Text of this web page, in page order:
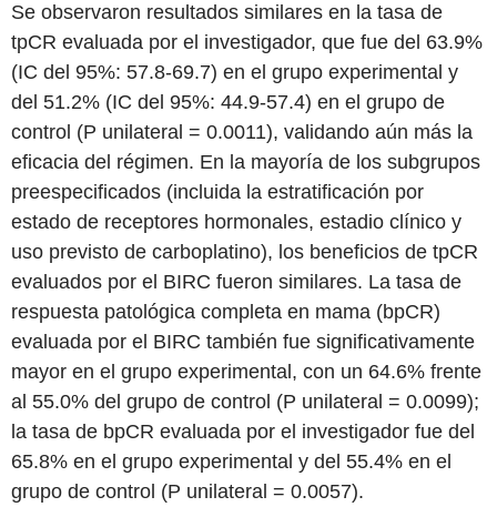
Se observaron resultados similares en la tasa de
tpCR evaluada por el investigador, que fue del 63.9%
(IC del 95%: 57.8-69.7) en el grupo experimental y
del 51.2% (IC del 95%: 44.9-57.4) en el grupo de
control (P unilateral = 0.0011), validando aún más la
eficacia del régimen. En la mayoría de los subgrupos
preespecificados (incluida la estratificación por
estado de receptores hormonales, estadio clínico y
uso previsto de carboplatino), los beneficios de tpCR
evaluados por el BIRC fueron similares. La tasa de
respuesta patológica completa en mama (bpCR)
evaluada por el BIRC también fue significativamente
mayor en el grupo experimental, con un 64.6% frente
al 55.0% del grupo de control (P unilateral = 0.0099);
la tasa de bpCR evaluada por el investigador fue del
65.8% en el grupo experimental y del 55.4% en el
grupo de control (P unilateral = 0.0057).